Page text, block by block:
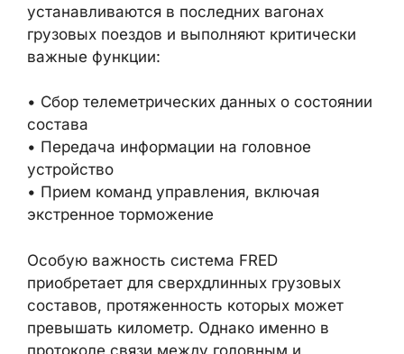
устанавливаются в последних вагонах
грузовых поездов и выполняют критически
важные функции:
• Сбор телеметрических данных о состоянии
состава
• Передача информации на головное
устройство
• Прием команд управления, включая
экстренное торможение
Особую важность система FRED
приобретает для сверхдлинных грузовых
составов, протяженность которых может
превышать километр. Однако именно в
протоколе связи между головным и